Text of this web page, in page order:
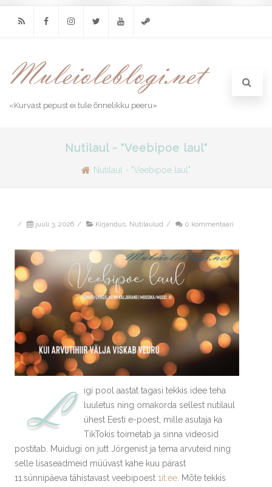
«Kurvast pepust ei tule õnnelikku peeru»
Nutilaul - "Veebipoe laul"
Nutilaul - "Veebipoe laul"
/ juuli 3, 2026 / Kirjandus, Nutilaulud / 0 kommentaari
L
igi pool aastat tagasi tekkis idee teha
luuletus ning omakorda sellest nutilaul
ühest Eesti e-poest, mille asutaja ka
TikTokis toimetab ja sinna videosid
postitab. Muidugi on jutt Jörgenist ja tema arvuteid ning
selle lisaseadmeid müüvast kahe kuu pärast
11.sünnipäeva tähistavast veebipoest 1it.ee . Mõte tekkis